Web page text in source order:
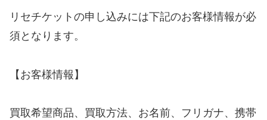
リセチケットの申し込みには下記のお客様情報が必
須となります。
【お客様情報】
買取希望商品、買取方法、お名前、フリガナ、携帯